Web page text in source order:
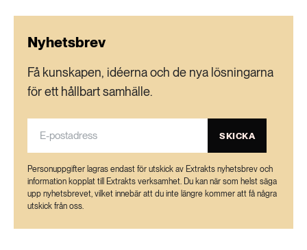
Nyhetsbrev
Få kunskapen, idéerna och de nya lösningarna
för ett hållbart samhälle.
SKICKA
Personuppgifter lagras endast för utskick av Extrakts nyhetsbrev och
information kopplat till Extrakts verksamhet. Du kan när som helst säga
upp nyhetsbrevet, vilket innebär att du inte längre kommer att få några
utskick från oss.